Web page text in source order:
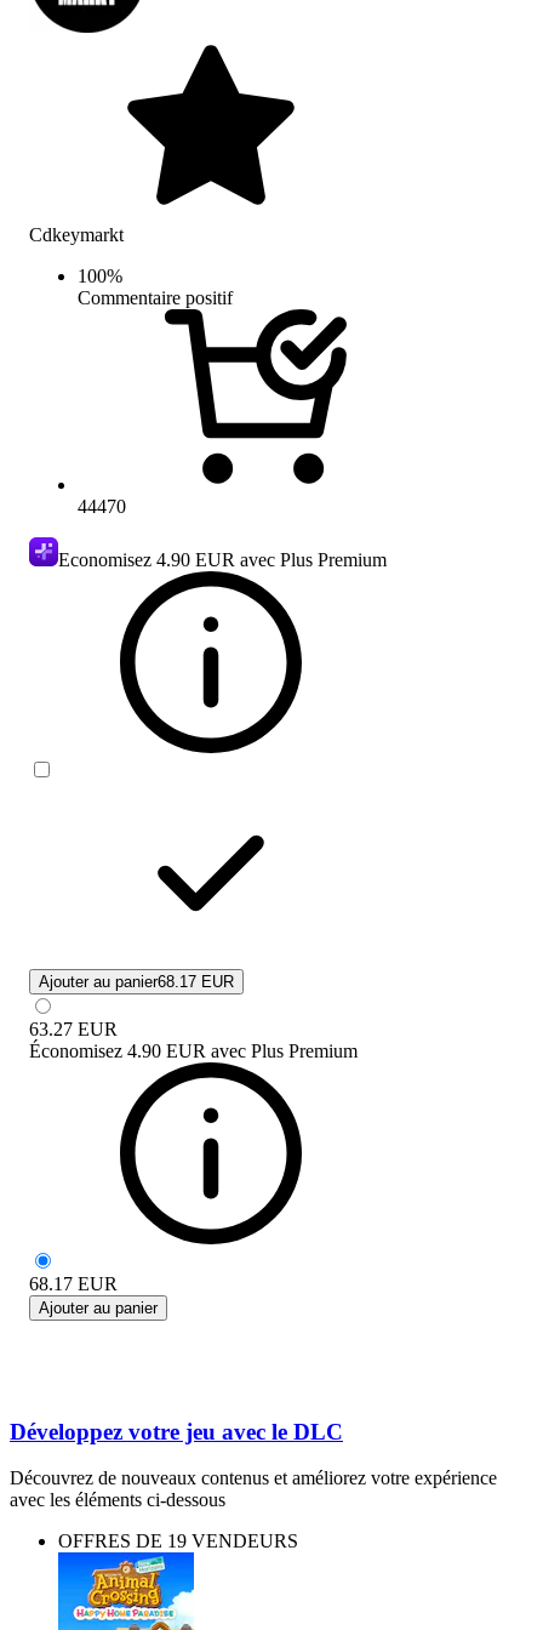
Cdkeymarkt
100%
Commentaire positif
44470
Economisez 4.90 EUR avec Plus Premium
Ajouter au panier68.17 EUR
63.27 EUR
Économisez 4.90 EUR avec Plus Premium
68.17 EUR
Ajouter au panier
Développez votre jeu avec le DLC
Découvrez de nouveaux contenus et améliorez votre expérience
avec les éléments ci-dessous
OFFRES DE 19 VENDEURS